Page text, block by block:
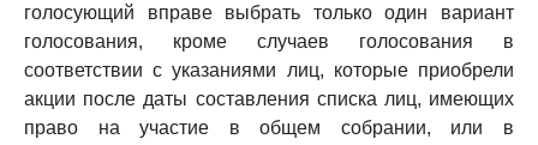
голосующий вправе выбрать только один вариант
голосования, кроме случаев голосования в
соответствии с указаниями лиц, которые приобрели
акции после даты составления списка лиц, имеющих
право на участие в общем собрании, или в